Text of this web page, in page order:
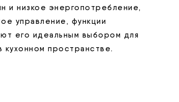
и низкое энергопотребление,
управление, функции
его идеальным выбором для
пространстве.